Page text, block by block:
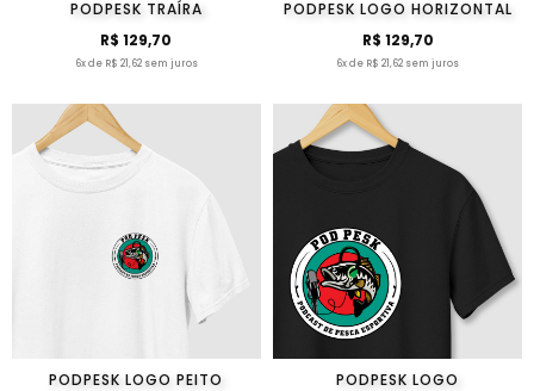
PODPESK TRAÍRA
R$ 129,70
6x de R$ 21,62 sem juros
PODPESK LOGO HORIZONTAL
R$ 129,70
6x de R$ 21,62 sem juros
PODPESK LOGO PEITO
PODPESK LOGO